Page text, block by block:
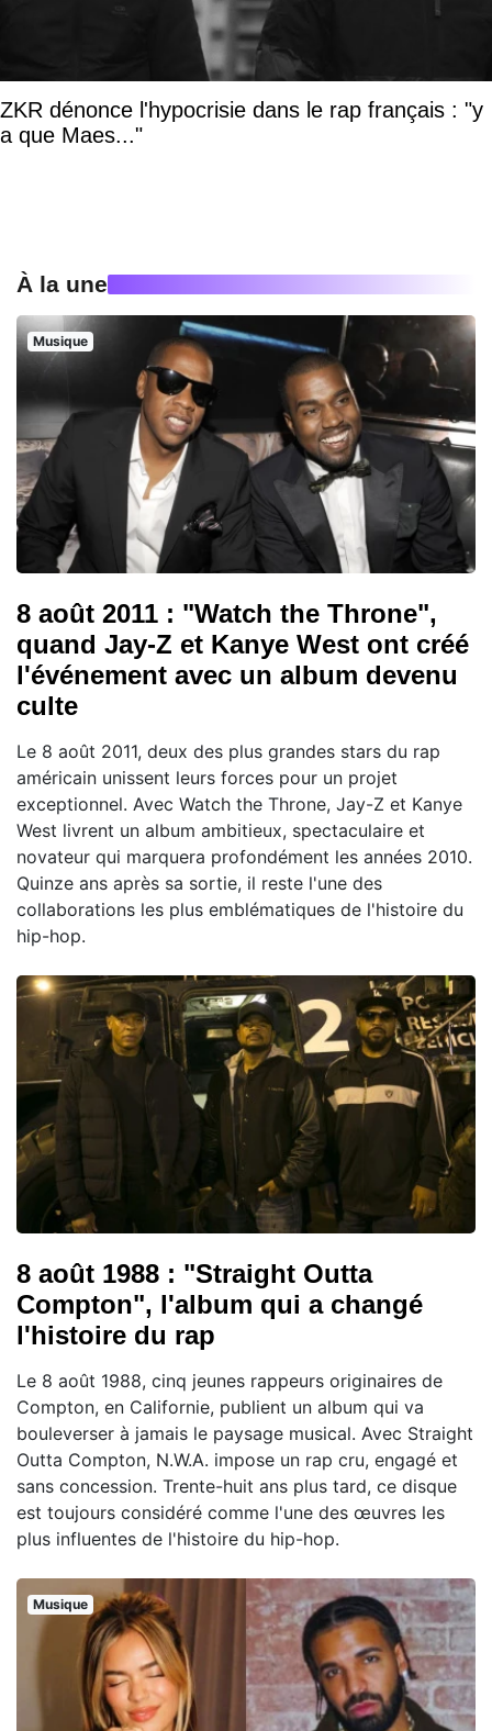
ZKR dénonce l'hypocrisie dans le rap français : "y
a que Maes..."
À la une
Musique
8 août 2011 : "Watch the Throne",
quand Jay-Z et Kanye West ont créé
l'événement avec un album devenu
culte
Le 8 août 2011, deux des plus grandes stars du rap
américain unissent leurs forces pour un projet
exceptionnel. Avec Watch the Throne, Jay-Z et Kanye
West livrent un album ambitieux, spectaculaire et
novateur qui marquera profondément les années 2010.
Quinze ans après sa sortie, il reste l'une des
collaborations les plus emblématiques de l'histoire du
hip-hop.
8 août 1988 : "Straight Outta
Compton", l'album qui a changé
l'histoire du rap
Le 8 août 1988, cinq jeunes rappeurs originaires de
Compton, en Californie, publient un album qui va
bouleverser à jamais le paysage musical. Avec Straight
Outta Compton, N.W.A. impose un rap cru, engagé et
sans concession. Trente-huit ans plus tard, ce disque
est toujours considéré comme l'une des œuvres les
plus influentes de l'histoire du hip-hop.
Musique